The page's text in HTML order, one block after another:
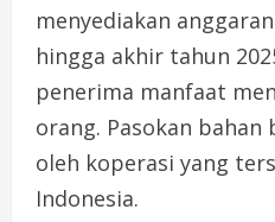
menyediakan
hingga akhir tahun
penerima manfaat
orang. Pasokan bahan
oleh koperasi yang
Indonesia.